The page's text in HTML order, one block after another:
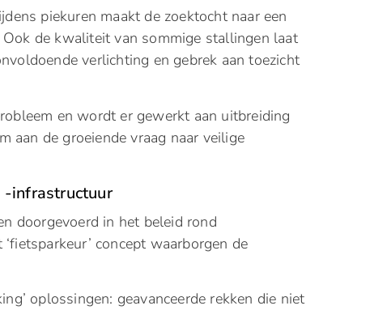
piekuren maakt de zoektocht naar een
de kwaliteit van sommige stallingen laat
verlichting en gebrek aan toezicht
en wordt er gewerkt aan uitbreiding
aan de groeiende vraag naar veilige
-infrastructuur
doorgevoerd in het beleid rond
concept waarborgen de
oplossingen: geavanceerde rekken die niet